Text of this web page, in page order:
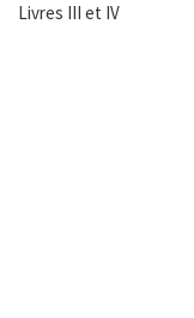
Livres III et IV